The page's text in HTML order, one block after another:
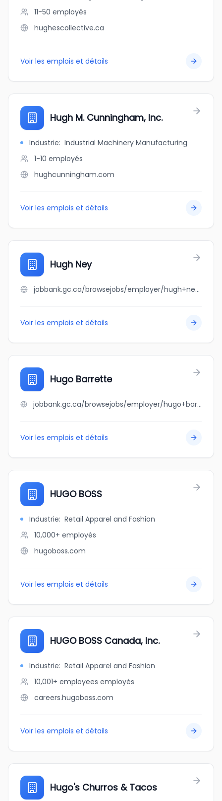
11-50 employés
hughescollective.ca
Voir les emplois et détails
Hugh M. Cunningham, Inc.
Industrie: Industrial Machinery Manufacturing
1-10 employés
hughcunningham.com
Voir les emplois et détails
Hugh Ney
jobbank.gc.ca/browsejobs/employer/hugh+ney/ca
Voir les emplois et détails
Hugo Barrette
jobbank.gc.ca/browsejobs/employer/hugo+barrette/ca
Voir les emplois et détails
HUGO BOSS
Industrie: Retail Apparel and Fashion
10,000+ employés
hugoboss.com
Voir les emplois et détails
HUGO BOSS Canada, Inc.
Industrie: Retail Apparel and Fashion
10,001+ employees employés
careers.hugoboss.com
Voir les emplois et détails
Hugo's Churros & Tacos